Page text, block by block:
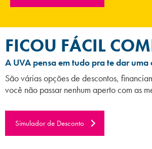
FICOU FÁCIL
A UVA pensa em tudo pra te dar
São várias opções de descontos,
você não passar nenhum aperto com as
Simulador de Desconto